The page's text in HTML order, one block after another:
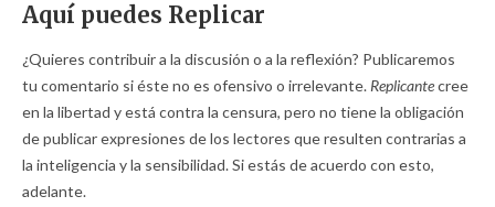
Aquí puedes Replicar
¿Quieres contribuir a la discusión o a la reflexión? Publicaremos
tu comentario si éste no es ofensivo o irrelevante. Replicantecree
en la libertad y está contra la censura, pero no tiene la obligación
de publicar expresiones de los lectores que resulten contrarias a
la inteligencia y la sensibilidad. Si estás de acuerdo con esto,
adelante.